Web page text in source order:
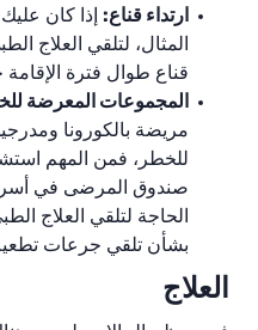
ارتداء قناع: إذا كان
المثال، لتلقي العلاج
قناع طوال فترة
المجموعات المعرضة
مريضة بالكورونا ومدرج
للخطر، فمن المهم
صندوق المرضى في
الحاجة لتلقي العلاج
بشأن تلقي جرعات
العلاج